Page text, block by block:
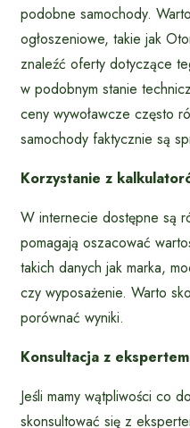
podobne samochody.
ogłoszeniowe, takie jak
znaleźć oferty dotyczące
w podobnym stanie
ceny wywoławcze często
samochody faktycznie są
Korzystanie z
W internecie dostępne są
pomagają oszacować
takich danych jak marka,
czy wyposażenie. Warto
porównać wyniki.
Konsultacja z ekspertem
Jeśli mamy wątpliwości co
skonsultować się z